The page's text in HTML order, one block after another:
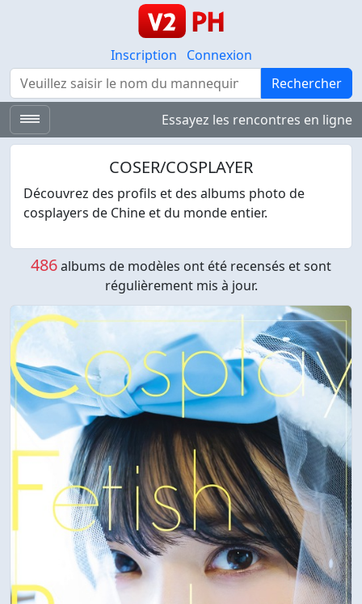
Inscription
Connexion
Rechercher
Rechercher
Essayez les rencontres en ligne
COSER/COSPLAYER
Découvrez des profils et des albums photo de
cosplayers de Chine et du monde entier.
486albums de modèles ont été recensés et sont
régulièrement mis à jour.